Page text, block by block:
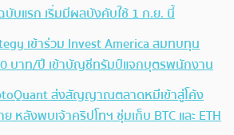
บับแรก เริ่มมีผลบังคับใช้ 1 ก.ย. นี้
เข้าร่วม Invest America สมทบทุน
บาท/ปี เข้าบัญชีทรัมป์แจกบุตรพนักงาน
ส่งสัญญาณตลาดหมีเข้าสู่โค้ง
หลังพบเจ้าคริปโทฯ ซุ่มเก็บ BTC และ ETH